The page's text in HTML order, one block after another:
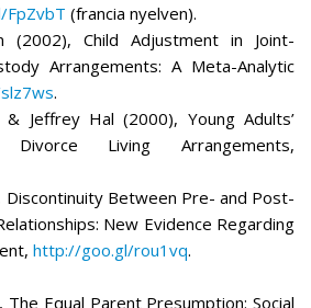
(francia nyelven).
(2002), Child Adjustment in Joint-
Arrangements: A Meta-Analytic
.
& Jeffrey Hal (2000), Young Adults’
Living Arrangements,
Discontinuity Between Pre- and Post-
New Evidence Regarding
http://goo.gl/rou1vq.
The Equal Parent Presumption: Social